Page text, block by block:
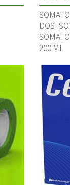
DOSI
200 ML